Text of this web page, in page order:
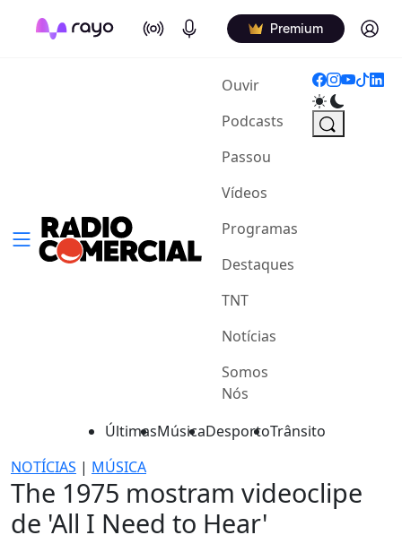
On Air Podcasts Premium Log in
Ouvir(current)
Podcasts
Passou
Vídeos
Programas
Destaques
TNT
Notícias
Somos
Nós
ÚltimasMúsicaDesportoTrânsito
NOTÍCIAS | MÚSICA
The 1975 mostram videoclipe
de 'All I Need to Hear'